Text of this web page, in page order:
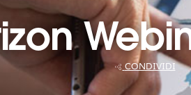
CONDIVIDI